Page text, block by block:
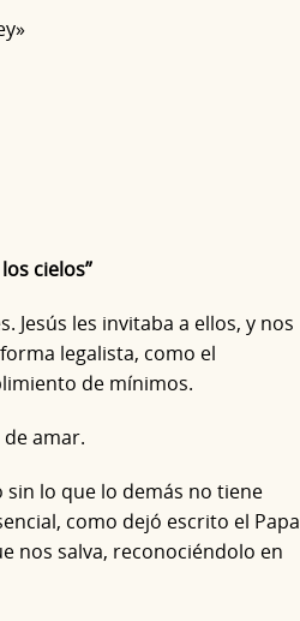
cielos”
Jesús les invitaba a ellos, y nos
legalista, como el
de mínimos.
amar.
sin lo que lo demás no tiene
como dejó escrito el Papa
nos salva, reconociéndolo en